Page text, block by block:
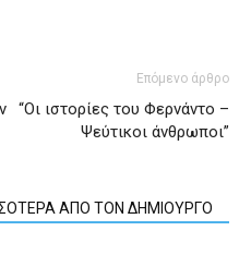
Επόμενο άρθρο
“Οι ιστορίες του Φερνάντο –
Ψεύτικοι άνθρωποι”
ΑΠΟ ΤΟΝ ΔΗΜΙΟΥΡΓΟ